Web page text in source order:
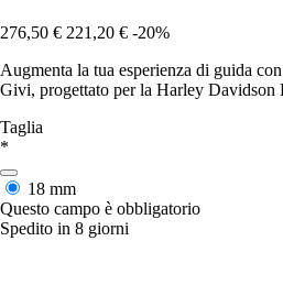
276,50 € 221,20 € -20%
Augmenta la tua esperienza di guida
Givi, progettato per la Harley Davidson
Taglia
*
18 mm
Questo campo è obbligatorio
Spedito in 8 giorni